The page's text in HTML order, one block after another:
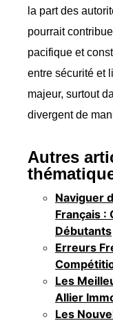
la part des
pourrait
pacifique et
entre sécurité et
majeur, surtout
divergent de
Autres
Naviguer
Français :
Débutants
Erreurs
Les
Allier
Les